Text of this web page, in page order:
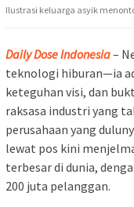
Ilustrasi keluarga asyik
Daily Dose Indonesia–
teknologi hiburan—ia
keteguhan visi, dan
raksasa industri yang
perusahaan yang
lewat pos kini
terbesar di dunia,
200 juta pelanggan.